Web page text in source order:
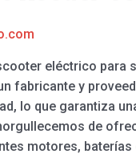
eléctrico
fabricante y
lo que garantiza
de
motores,